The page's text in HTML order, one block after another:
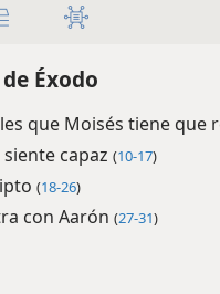
Éxodo
que Moisés tiene que
capaz (10-17)
(18-26)
con Aarón (27-31)